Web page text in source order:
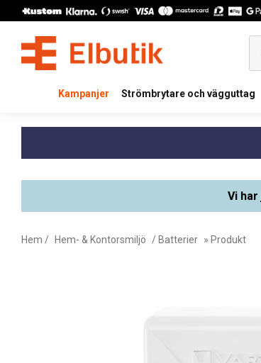
Kampanjer Strömbrytare och vägguttag
Vi
Hem / Hem- & Kontorsmiljö / Batterier » Produkt